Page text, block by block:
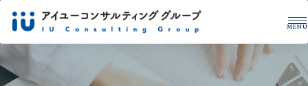
MENU
グループについて
税理士・公認会計士